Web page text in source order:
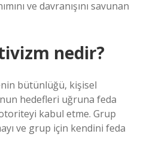
ve davranışını savunan
nedir?
bütünlüğü, kişisel
hedefleri uğruna feda
kabul etme. Grup
ve grup için kendini feda